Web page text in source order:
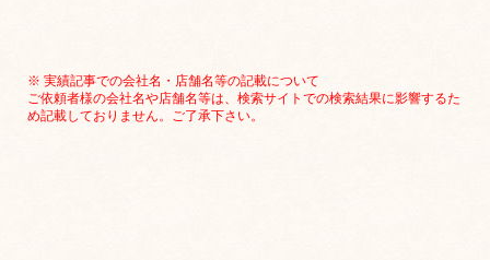
※ 実績記事での会社名・店舗名等の記載について
ご依頼者様の会社名や店舗名等は、検索サイトでの検索結果に影響するた
め記載しておりません。ご了承下さい。